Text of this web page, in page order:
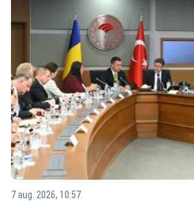
7 aug. 2026, 10:57